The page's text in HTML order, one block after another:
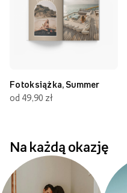
Fotoksiążka, Summer
od 49,90 zł
Na każdą okazję